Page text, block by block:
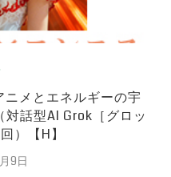
メとエネルギーの宇
話型AI Grok［グロッ
）【H】
9日